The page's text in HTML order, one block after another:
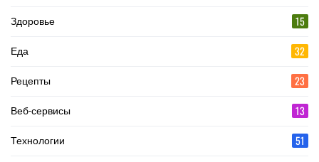
Здоровье 15
Еда 32
Рецепты 23
Веб-сервисы 13
Технологии 51